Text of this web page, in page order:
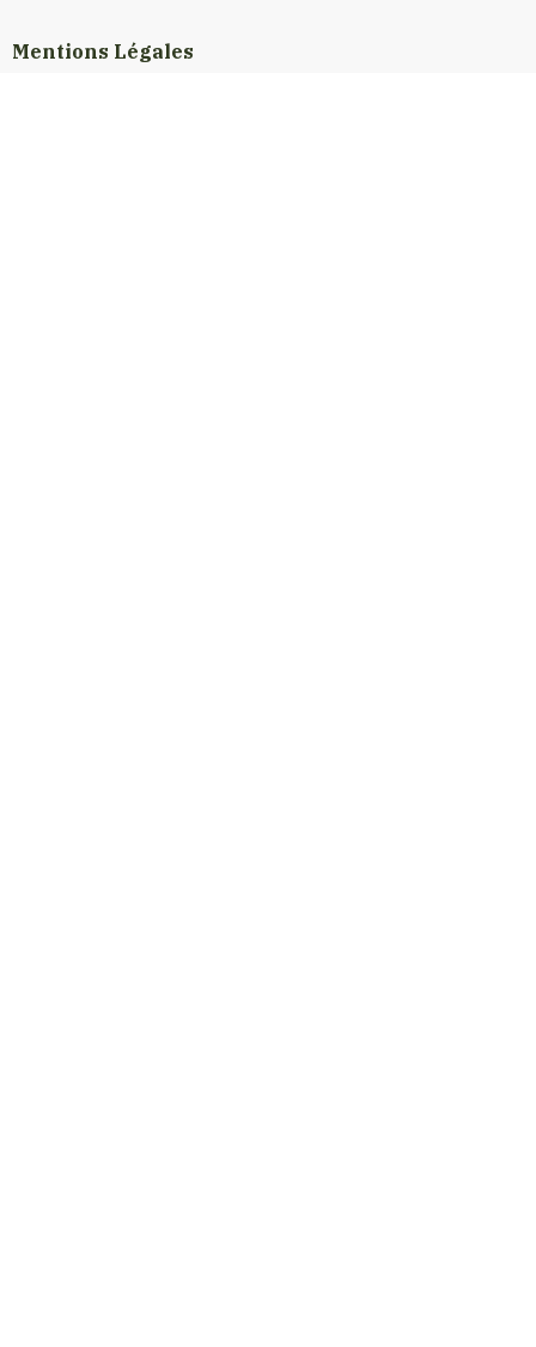
Mentions Légales